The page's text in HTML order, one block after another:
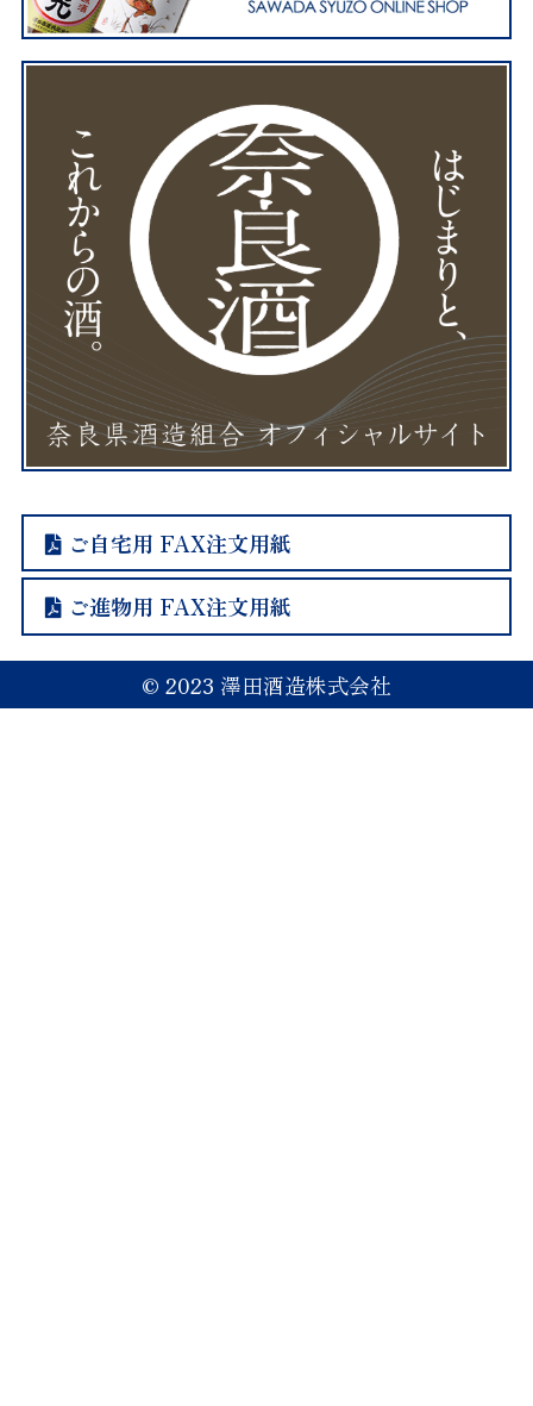
2023.07.10 受賞
VIEW MORE
2023.06.06 受賞
「Kura Master2023」にて
『歓喜光 純米大吟醸』が最高
位のプラチナ賞に選ばれまし
た。
VIEW MORE
「インターナショナルワイン
チャレンジ2023」にて『歓
喜光 純米吟醸「小さな喜
び」』がブロンズメダル、
ご自宅用 FAX注文用紙
ご進物用 FAX注文用紙
© 2023 澤田酒造株式会社